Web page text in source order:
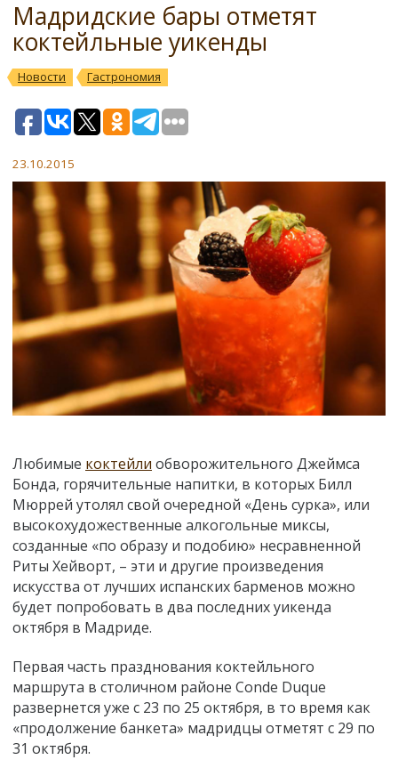
Мадридские бары отметят
коктейльные уикенды
Новости Гастрономия
23.10.2015
Любимые коктейли обворожительного Джеймса
Бонда, горячительные напитки, в которых Билл
Мюррей утолял свой очередной «День сурка», или
высокохудожественные алкогольные миксы,
созданные «по образу и подобию» несравненной
Риты Хейворт, – эти и другие произведения
искусства от лучших испанских барменов можно
будет попробовать в два последних уикенда
октября в Мадриде.
Первая часть празднования коктейльного
маршрута в столичном районе Conde Duque
развернется уже с 23 по 25 октября, в то время как
«продолжение банкета» мадридцы отметят с 29 по
31 октября.